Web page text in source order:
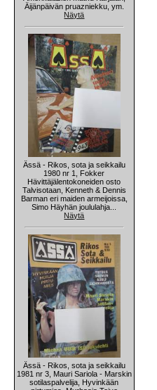
Äijänpäivän pruazniekku, ym.
Näytä
Ässä - Rikos, sota ja seikkailu
1980 nr 1, Fokker
Hävittäjälentokoneiden osto
Talvisotaan, Kenneth & Dennis
Barman eri maiden armeijoissa,
Simo Häyhän joululahja...
Näytä
Ässä - Rikos, sota ja seikkailu
1981 nr 3, Mauri Sariola - Marskin
sotilaspalvelija, Hyvinkään